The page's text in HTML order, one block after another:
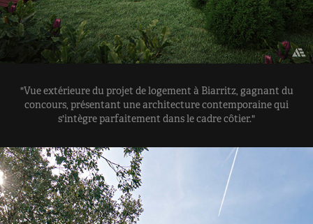
"Vue extérieure du projet de logement à Biarritz, gagnant du
concours, présentant une architecture contemporaine qui
s'intègre parfaitement dans le cadre côtier."